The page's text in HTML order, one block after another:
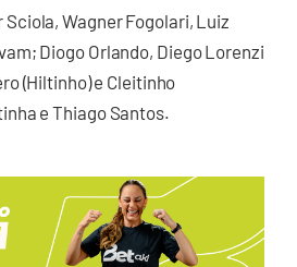
Sciola, Wagner Fogolari, Luiz
Diogo Orlando, Diego Lorenzi
(Hiltinho) e Cleitinho
e Thiago Santos.